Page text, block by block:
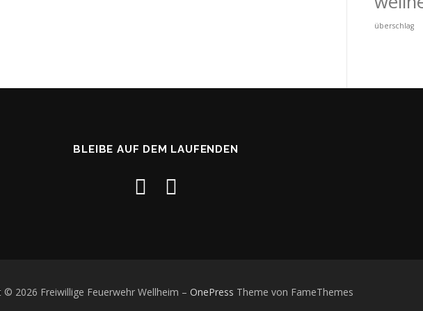
überschlag
BLEIBE AUF DEM LAUFENDEN
© 2026 Freiwillige Feuerwehr Wellheim – OnePress Theme von FameThemes